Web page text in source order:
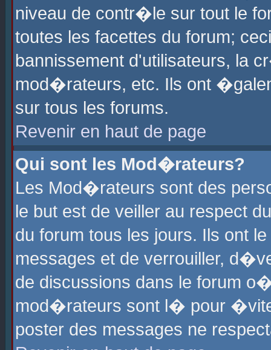
niveau de contr�le sur tout le
toutes les facettes du forum;
bannissement d'utilisateurs, la
mod�rateurs, etc. Ils ont
sur tous les forums.
Revenir en haut de page
Qui sont les Mod�rateurs?
Les Mod�rateurs sont des
le but est de veiller au respect
du forum tous les jours. Ils ont
messages et de verrouiller,
de discussions dans le forum
mod�rateurs sont l� pour
poster des messages ne